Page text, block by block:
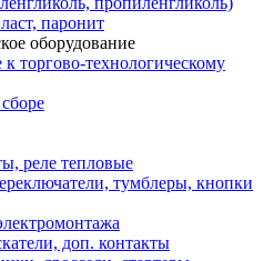
паронит
оборудование
торгово-технологическому
реле тепловые
тумблеры, кнопки
доп. контакты